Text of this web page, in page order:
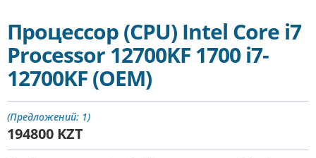
Процессор (CPU) Intel Core i7
Processor 12700KF 1700 i7-
12700KF (OEM)
(Предложений: 1)
194800 KZT